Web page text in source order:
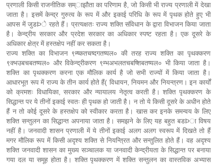
प्रणाली किसी राजनीतिक सम्ाझौता का परिणाम है, जो किसी भी राज्य प्रणाली में देखा
जाता है। इसमें केन्द्र गुरुत्व के रूप में और इकाई परिधि के रूप में पृथक होते हुए भी
आपस में जुडÞे रहते हैं। प्रत्यक्षतः राज्य शक्ति संविधान के द्वारा विभाजन किया जाता
है। केन्द्रीय सरकार और प्रदेश सरकार का अधिकार स्पष्ट रहता है। एक दूसरे के
अधिकार क्षेत्र में हस्तक्षेप नहीं कर सकता है।
राज्य शक्ति का विभाजन ९म्ष्कतचष्दगतष्यल० की तरह राज्य शक्ति का पृथक्करण
९क्भउबचबतष्यल० और विकेन्द्रीकरण ९म्भअभलतचबष्शिबतष्यल० भी किया जाता है।
शक्ति का पृथक्करण करना एक मौलिक कार्य है जो सभी राज्यों में किया जाता है।
आधारभूत रूप में राज्य के तीन कार्य होते हैं( विधायन, नियमन और नियन्त्रण। इन कार्यों
को क्रमशः विधायिका, सरकार और न्यायालय नेतृत्व करती है। शक्ति पृथक्करण के
सिद्धान्त पर ये तीनों इकाई स्वतः ही पृथक हो जाती है। न तो ये किसी दूसरे के अधीन होते
हैं न तो कोई दूसरे के हस्तक्षेप को स्वीकार करता है। खास कर इनके समन्वय के लिए
शक्ति सन्तुलन का सिद्धान्त अपनाया जाता है। समझने के लिए यह बहुत बडÞा विषय
नहीं है। जनवादी शासन प्रणाली में ये तीनों इकाई अलग अलग स्वरूप में दिखते तो हैं
मगर मौलिक रूप में किसी अदृश्य शक्ति से नियन्त्रित और सन्तुलित होते हैं। वह अदृश्य
शक्ति जनवादी शासन का मुख्य सञ्चालक या जनवादी केन्द्रीयता के सिद्धान्त पर बनाया
गया दल या समूह होता है। शक्ति पृथक्करण में शक्ति सन्तुलन का वास्तविक अभ्यास